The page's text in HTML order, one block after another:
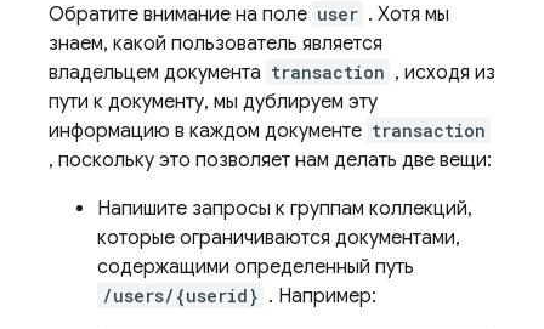
Обратите внимание на поле user . Хотя мы
знаем, какой пользователь является
владельцем документа transaction , исходя из
пути к документу, мы дублируем эту
информацию в каждом документе transaction
, поскольку это позволяет нам делать две вещи:
Напишите запросы к группам коллекций,
которые ограничиваются документами,
содержащими определенный путь
/users/{userid} . Например: